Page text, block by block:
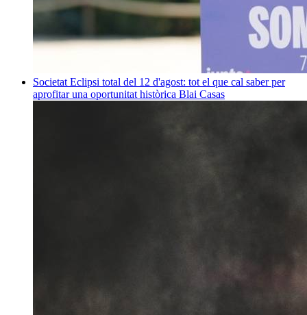
Societat Eclipsi total del 12 d'agost: tot el que cal saber per
aprofitar una oportunitat històrica Blai Casas